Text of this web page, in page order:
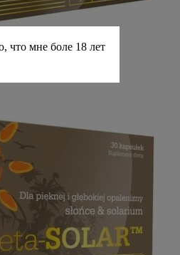
что мне боле 18 лет